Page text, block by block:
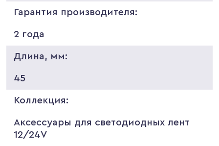
Гарантия производителя:
2 года
Длина, мм:
45
Коллекция:
Аксессуары для светодиодных лент
12/24V